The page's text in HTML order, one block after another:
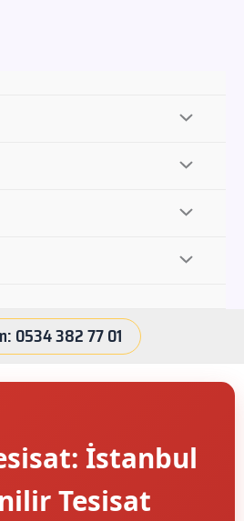
0534 382 77 01
İstanbul
Tesisat